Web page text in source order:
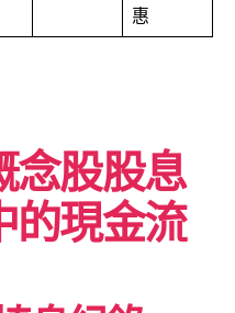
惠
念股股息
的現金流